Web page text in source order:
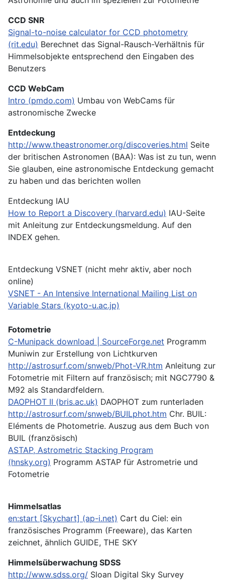
CCD SNR
Signal-to-noise calculator for CCD photometry
(rit.edu) Berechnet das Signal-Rausch-Verhältnis für
Himmelsobjekte entsprechend den Eingaben des
Benutzers
CCD WebCam
Intro (pmdo.com) Umbau von WebCams für
astronomische Zwecke
Entdeckung
http://www.theastronomer.org/discoveries.html Seite
der britischen Astronomen (BAA): Was ist zu tun, wenn
Sie glauben, eine astronomische Entdeckung gemacht
zu haben und das berichten wollen
Entdeckung IAU
How to Report a Discovery (harvard.edu) IAU-Seite
mit Anleitung zur Entdeckungsmeldung. Auf den
INDEX gehen.
Entdeckung VSNET (nicht mehr aktiv, aber noch
online)
VSNET - An Intensive International Mailing List on
Variable Stars (kyoto-u.ac.jp)
Fotometrie
C-Munipack download | SourceForge.net Programm
Muniwin zur Erstellung von Lichtkurven
http://astrosurf.com/snweb/Phot-VR.htm Anleitung zur
Fotometrie mit Filtern auf französisch; mit NGC7790 &
M92 als Standardfeldern.
DAOPHOT II (bris.ac.uk) DAOPHOT zum runterladen
http://astrosurf.com/snweb/BUILphot.htm Chr. BUIL:
Eléments de Photometrie. Auszug aus dem Buch von
BUIL (französisch)
ASTAP, Astrometric Stacking Program
(hnsky.org) Programm ASTAP für Astrometrie und
Fotometrie
Himmelsatlas
en:start [Skychart] (ap-i.net) Cart du Ciel: ein
französisches Programm (Freeware), das Karten
zeichnet, ähnlich GUIDE, THE SKY
Himmelsüberwachung SDSS
http://www.sdss.org/ Sloan Digital Sky Survey